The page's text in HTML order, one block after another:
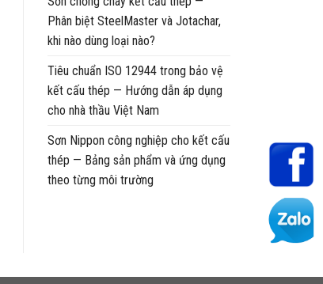
Phân biệt SteelMaster và Jotachar,
khi nào dùng loại nào?
Tiêu chuẩn ISO 12944 trong bảo vệ
kết cấu thép — Hướng dẫn áp dụng
cho nhà thầu Việt Nam
Sơn Nippon công nghiệp cho kết cấu
thép — Bảng sản phẩm và ứng dụng
theo từng môi trường